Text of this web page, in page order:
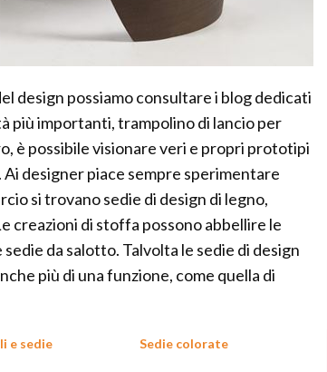
design possiamo consultare i blog dedicati
più importanti, trampolino di lancio per
è possibile visionare veri e propri prototipi
designer piace sempre sperimentare
si trovano sedie di design di legno,
creazioni di stoffa possono abbellire le
da salotto. Talvolta le sedie di design
più di una funzione, come quella di
e sedie Sedie colorate